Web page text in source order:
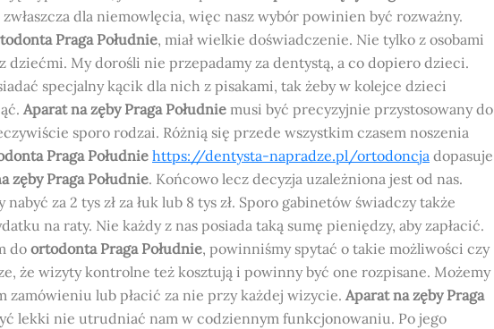
dla niemowlęcia, więc nasz wybór powinien być rozważny.
Praga Południe, miał wielkie doświadczenie. Nie tylko z osobami
dziećmi. My dorośli nie przepadamy za dentystą, a co dopiero dzieci.
specjalny kącik dla nich z pisakami, tak żeby w kolejce dzieci
Aparat na zęby Praga Południe musi być precyzyjnie przystosowany do
sporo rodzai. Różnią się przede wszystkim czasem noszenia
Praga Południe https://dentysta-napradze.pl/ortodoncja dopasuje
zęby Praga Południe. Końcowo lecz decyzja uzależniona jest od nas.
za 2 tys zł za łuk lub 8 tys zł. Sporo gabinetów świadczy także
na raty. Nie każdy z nas posiada taką sumę pieniędzy, aby zapłacić.
doortodonta Praga Południe, powinniśmy spytać o takie możliwości czy
że wizyty kontrolne też kosztują i powinny być one rozpisane. Możemy
zamówieniu lub płacić za nie przy każdej wizycie. Aparat na zęby Praga
lekki nie utrudniać nam w codziennym funkcjonowaniu. Po jego